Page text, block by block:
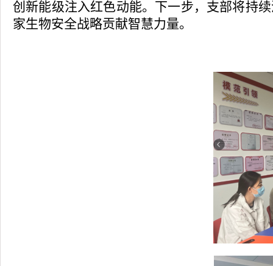
创新能级注入红色动能。下一步，支部将持
家生物安全战略贡献智慧力量。